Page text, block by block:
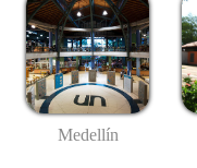
Medellín